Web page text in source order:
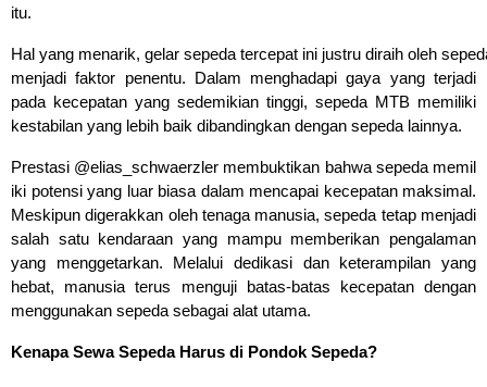
itu.
Hal yang menarik, gelar sepeda tercepat ini justru diraih oleh
menjadi faktor penentu. Dalam menghadapi gaya yang terjadi
pada kecepatan yang sedemikian tinggi, sepeda MTB memiliki
kestabilan yang lebih baik dibandingkan dengan sepeda lainnya.
Prestasi @elias_schwaerzler membuktikan bahwa sepeda memil
iki potensi yang luar biasa dalam mencapai kecepatan maksimal.
Meskipun digerakkan oleh tenaga manusia, sepeda tetap menjadi
salah satu kendaraan yang mampu memberikan pengalaman
yang menggetarkan. Melalui dedikasi dan keterampilan yang
hebat, manusia terus menguji batas-batas kecepatan dengan
menggunakan sepeda sebagai alat utama.
Kenapa Sewa Sepeda Harus di Pondok Sepeda?